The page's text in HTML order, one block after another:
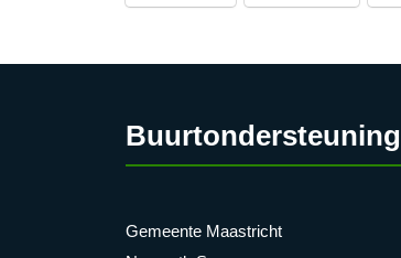
Buurtondersteuning
Gemeente Maastricht